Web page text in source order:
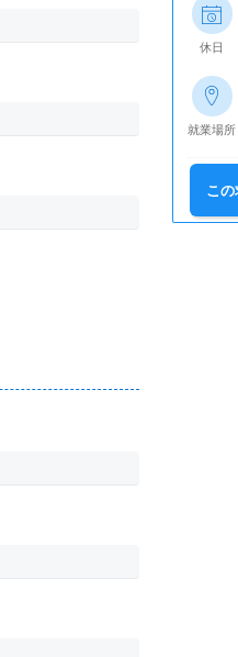
休日
就業場所
こ